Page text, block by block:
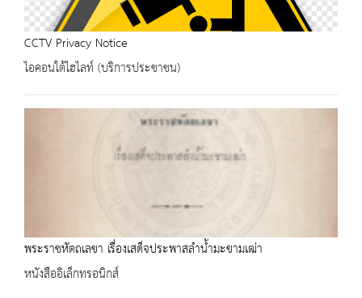
CCTV Privacy Notice
ไอคอนใต้ไฮไลท์ (บริการประชาชน)
พระราชหัตถเลขา เรื่องเสด็จประพาสลำน้ำมะขามเฒ่า
หนังสืออิเล็กทรอนิกส์